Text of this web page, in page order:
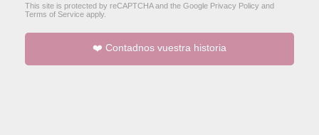
This site is protected by reCAPTCHA and the Google Privacy Policy and
Terms of Service apply.
❤️ Contadnos vuestra historia